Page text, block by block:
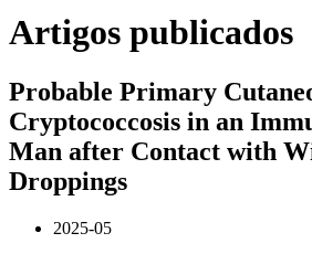
Artigos publicados
Probable Primary
Cryptococcosis in an
Man after Contact with
Droppings
2025-05